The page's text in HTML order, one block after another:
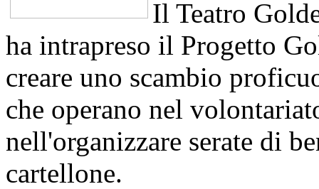
Il Teatro
ha intrapreso il Progetto
creare uno scambio
che operano nel
nell'organizzare serate di
cartellone.